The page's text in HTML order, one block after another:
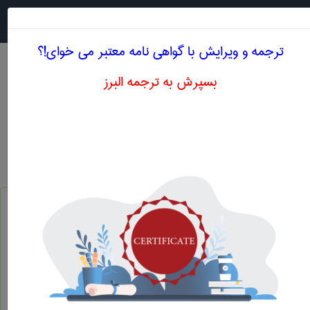
اصطلاحات تخصصی انگلیسی مديريت حرف M
ادغام و تصاحب شرکت‌ها از طریق خرید
ترجمه و ویرایش با گواهی نامه معتبر می خوای!؟
بسپرش به ترجمه البرز